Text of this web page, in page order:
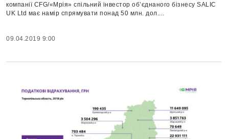
компанії CFG/«Мрія» спільний інвестор об’єднаного бізнесу SALIC
UK Ltd має намір спрямувати понад 50 млн. дол....
09.04.2019 9:00